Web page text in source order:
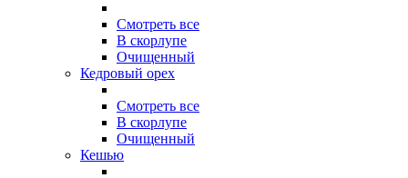
Смотреть все
В скорлупе
Очищенный
Кедровый орех
Смотреть все
В скорлупе
Очищенный
Кешью